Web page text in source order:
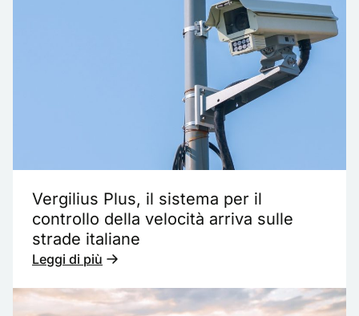
Vergilius Plus, il sistema per il
controllo della velocità arriva sulle
strade italiane
Leggi di più